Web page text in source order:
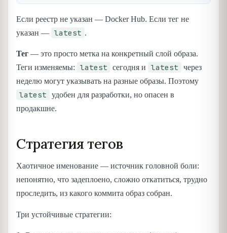
Если реестр не указан — Docker Hub. Если тег не
указан — latest .
Тег — это просто метка на конкретный слой образа.
Теги изменяемы:
latest сегодня и latest
через
неделю могут указывать на разные образы. Поэтому
latest
удобен для разработки, но опасен в
продакшне.
Стратегия тегов
Хаотичное именование — источник головной боли:
непонятно, что задеплоено, сложно откатиться, трудно
проследить, из какого коммита образ собран.
Три устойчивые стратегии: